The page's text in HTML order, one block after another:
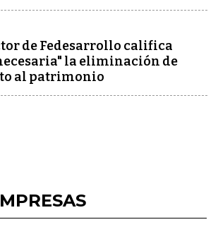
de Fedesarrollo califica
la eliminación de
al patrimonio